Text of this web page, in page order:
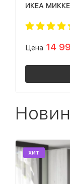
ИКЕА МИККЕ
Цена 14
хит